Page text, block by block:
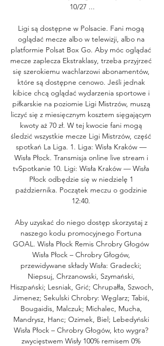
10/27 ...
Ligi są dostępne w Polsacie. Fani mogą
oglądać mecze albo w telewizji, albo na
platformie Polsat Box Go. Aby móc oglądać
mecze zaplecza Ekstraklasy, trzeba przyjrzeć
się szerokiemu wachlarzowi abonamentów,
które są dostępne cenowo. Jeśli jednak
kibice chcą oglądać wydarzenia sportowe i
piłkarskie na poziomie Ligi Mistrzów, muszą
liczyć się z miesięcznym kosztem sięgającym
kwoty aż 70 zł. W tej kwocie fani mogą
śledzić wszystkie mecze Ligi Mistrzów, część
spotkań La Liga. 1. Liga: Wisła Kraków —
Wisła Płock. Transmisja online live stream i
tvSpotkanie 10. Ligi: Wisła Kraków — Wisła
Płock odbędzie się w niedzielę 1
października. Początek meczu o godzinie
12:40.
Aby uzyskać do niego dostęp skorzystaj z
naszego kodu promocyjnego Fortuna
GOAL. Wisła Płock Remis Chrobry Głogów
Wisła Płock – Chrobry Głogów,
przewidywane składy Wisła: Gradecki;
Niepsuj, Chrzanowski, Szymański,
Hiszpański; Lesniak, Grić; Chrupałła, Szwoch,
Jimenez; Sekulski Chrobry: Węglarz; Tabiś,
Bougaidis, Malczuk; Michalec, Mucha,
Mandrysz, Hanc; Ozimek, Biel; Lebedyński
Wisła Płock – Chrobry Głogów, kto wygra?
zwycięstwem Wisły 100% remisem 0%